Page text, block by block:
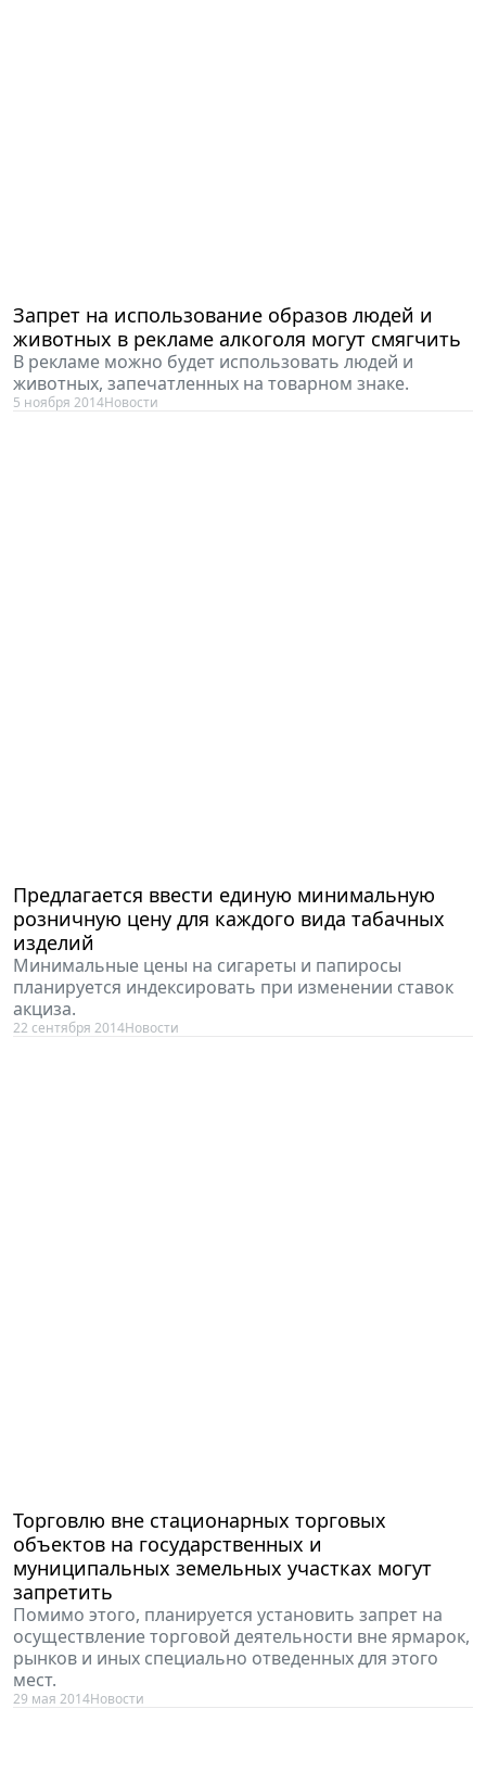
Запрет на использование образов людей и
животных в рекламе алкоголя могут смягчить
В рекламе можно будет использовать людей и
животных, запечатленных на товарном знаке.
5 ноября 2014Новости
Предлагается ввести единую минимальную
розничную цену для каждого вида табачных
изделий
Минимальные цены на сигареты и папиросы
планируется индексировать при изменении ставок
акциза.
22 сентября 2014Новости
Торговлю вне стационарных торговых
объектов на государственных и
муниципальных земельных участках могут
запретить
Помимо этого, планируется установить запрет на
осуществление торговой деятельности вне ярмарок,
рынков и иных специально отведенных для этого
мест.
29 мая 2014Новости